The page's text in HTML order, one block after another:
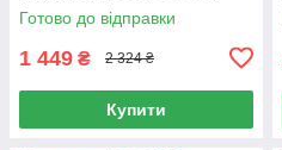
Готово до відправки
1 449 ₴ 2 324 ₴
Купити